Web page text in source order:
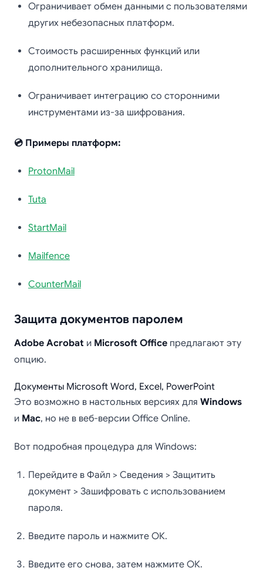
Ограничивает обмен данными с пользователями
других небезопасных платформ.
Стоимость расширенных функций или
дополнительного хранилища.
Ограничивает интеграцию со сторонними
инструментами из-за шифрования.
💿 Примеры платформ:
ProtonMail
Tuta
StartMail
Mailfence
CounterMail
Защита документов паролем
Adobe Acrobat и Microsoft Office предлагают эту
опцию.
Документы Microsoft Word, Excel, PowerPoint
Это возможно в настольных версиях для Windows
и Mac, но не в веб-версии Office Online.
Вот подробная процедура для Windows:
Перейдите в Файл > Сведения > Защитить
документ > Зашифровать с использованием
пароля.
Введите пароль и нажмите ОК.
Введите его снова, затем нажмите ОК.